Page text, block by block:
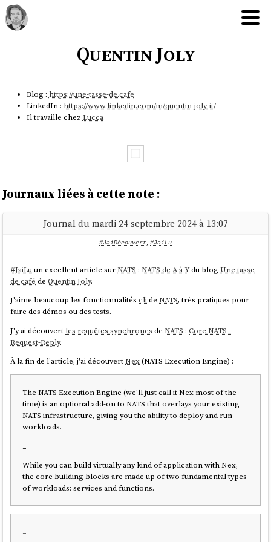
Quentin Joly
Blog : https://une-tasse-de.cafe
LinkedIn : https://www.linkedin.com/in/quentin-joly-it/
Il travaille chez Lucca
Journaux liées à cette note :
Journal du mardi 24 septembre 2024 à 13:07
#JaiDécouvert, #JaiLu
#JaiLuun excellent article surNATS :NATS de A à Ydu blogUne tasse
de café deQuentin Joly.
J'aime beaucoup les fonctionnalitésclideNATS, très pratiques pour
faire des démos ou des tests.
J'y ai découvert les requêtes synchrones deNATS :Core NATS -
Request-Reply.
À la fin de l'article, j'ai découvertNex(NATS Execution Engine) :
The NATS Execution Engine (we'll just call it Nex most of the
time) is an optional add-on to NATS that overlays your existing
NATS infrastructure, giving you the ability to deploy and run
workloads.
...
While you can build virtually any kind of application with Nex,
the core building blocks are made up of two fundamental types
of workloads: services and functions.
...